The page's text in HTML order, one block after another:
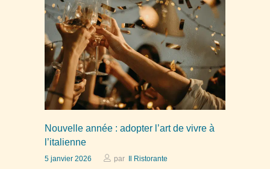
Nouvelle année : adopter l’art de vivre à
l’italienne
5 janvier 2026 par Il Ristorante